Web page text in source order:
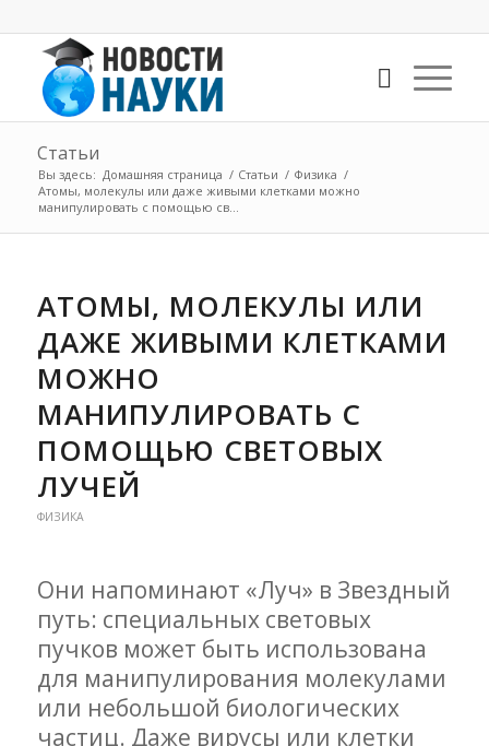
Статьи
Вы здесь: Домашняя страница / Статьи / Физика /
Атомы, молекулы или даже живыми клетками можно
манипулировать с помощью св...
АТОМЫ, МОЛЕКУЛЫ ИЛИ
ДАЖЕ ЖИВЫМИ КЛЕТКАМИ
МОЖНО
МАНИПУЛИРОВАТЬ С
ПОМОЩЬЮ СВЕТОВЫХ
ЛУЧЕЙ
ФИЗИКА
Они напоминают «Луч» в Звездный
путь: специальных световых
пучков может быть использована
для манипулирования молекулами
или небольшой биологических
частиц. Даже вирусы или клетки